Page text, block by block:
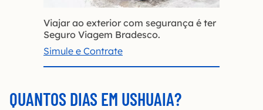
Viajar ao exterior com segurança é ter
Seguro Viagem Bradesco.
Simule e Contrate
QUANTOS DIAS EM USHUAIA?